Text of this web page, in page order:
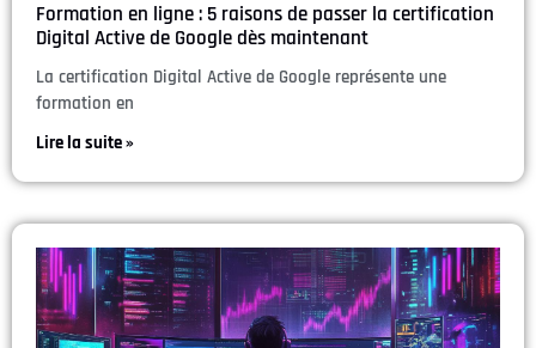
Formation en ligne : 5 raisons de passer la certification
Digital Active de Google dès maintenant
La certification Digital Active de Google représente une
formation en
Lire la suite »